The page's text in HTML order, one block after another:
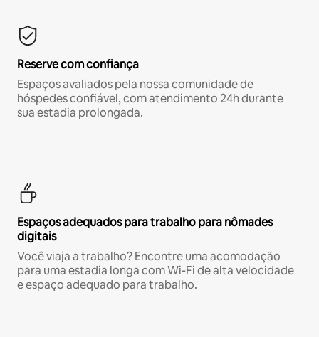
Reserve com confiança
Espaços avaliados pela nossa comunidade de
hóspedes confiável, com atendimento 24h durante
sua estadia prolongada.
Espaços adequados para trabalho para nômades
digitais
Você viaja a trabalho? Encontre uma acomodação
para uma estadia longa com Wi-Fi de alta velocidade
e espaço adequado para trabalho.